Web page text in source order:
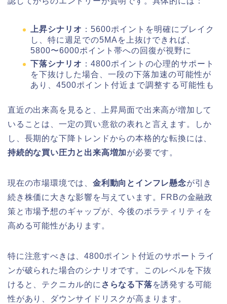
上昇シナリオ ：5600ポイントを明確にブレイク
し、特に週足での5MAを上抜けできれば、
5800〜6000ポイント帯への回復が視野に
下落シナリオ ：4800ポイントの心理的サポート
を下抜けした場合、一段の下落加速の可能性が
あり、4500ポイント付近まで調整する可能性も
直近の出来高を見ると、上昇局面で出来高が増加して
いることは、一定の買い意欲の表れと言えます。しか
し、長期的な下降トレンドからの本格的な転換には、
持続的な買い圧力と出来高増加が必要です。
現在の市場環境では、 金利動向とインフレ懸念が引き
続き株価に大きな影響を与えています。FRBの金融政
策と市場予想のギャップが、今後のボラティリティを
高める可能性があります。
特に注意すべきは、4800ポイント付近のサポートライ
ンが破られた場合のシナリオです。このレベルを下抜
けると、テクニカル的に さらなる下落を誘発する可能
性があり、ダウンサイドリスクが高まります。